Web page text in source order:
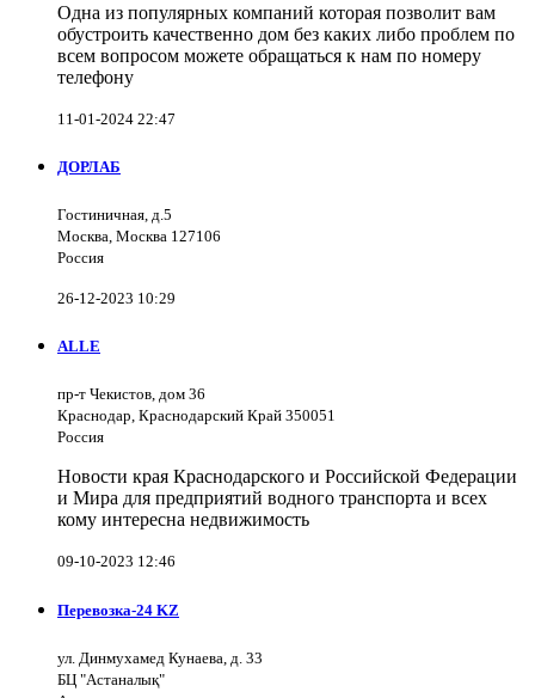
Одна из популярных компаний которая позволит вам
обустроить качественно дом без каких либо проблем по
всем вопросом можете обращаться к нам по номеру
телефону
11-01-2024 22:47
ДОРЛАБ
Гостиничная, д.5
Москва, Москва 127106
Россия
26-12-2023 10:29
ALLE
пр-т Чекистов, дом 36
Краснодар, Краснодарский Край 350051
Россия
Новости края Краснодарского и Российской Федерации
и Мира для предприятий водного транспорта и всех
кому интересна недвижимость
09-10-2023 12:46
Перевозка-24 KZ
ул. Динмухамед Кунаева, д. 33
БЦ "Астаналық"